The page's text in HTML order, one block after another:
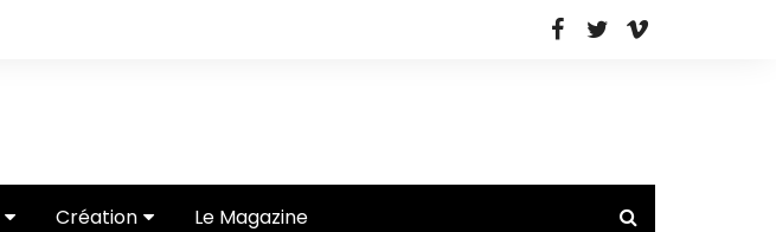
Création Le Magazine